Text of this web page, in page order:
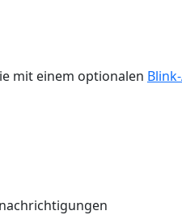
mit einem optionalen